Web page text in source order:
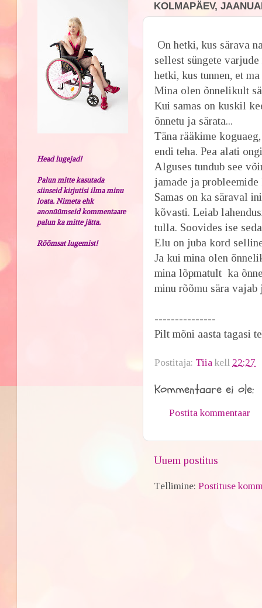
KOLMAPÄEV,
On hetki, kus särava
sellest süngete
hetki, kus tunnen, et
Mina olen õnnelikult
Kui samas on kuskil
õnnetu ja särata...
Täna rääkime
endi teha. Pea alati
Alguses tundub see
jamade ja
Samas on ka säraval
kõvasti. Leiab
tulla. Soovides ise
Elu on juba kord
Ja kui mina olen
mina lõpmatult ka
minu rõõmu sära vajab
---------------
Pilt mõni aasta tagasi
Postitaja: Tiia kell 22:27
Kommentaare ei ole:
Postita kommentaar
Uuem postitus
Tellimine:Postituse
Head lugejad!
Palun mitte kasutada
siinseid kirjutisi ilma minu
loata. Nimeta ehk
anonüümseid kommentaare
palun ka mitte jätta.
Rõõmsat lugemist!